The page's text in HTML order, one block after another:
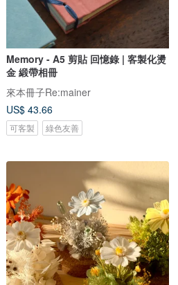
Memory - A5 剪貼 回憶錄 | 客製化燙
金 緞帶相冊
來本冊子Re:mainer
US$ 43.66
可客製 綠色友善